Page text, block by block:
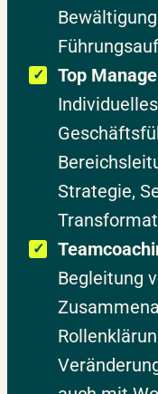
Top
Strategie,
Begleitung